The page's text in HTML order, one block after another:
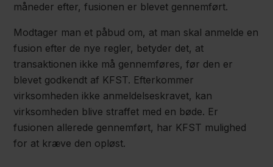
måneder efter, fusionen er blevet gennemført.
Modtager man et påbud om, at man skal anmelde en
fusion efter de nye regler, betyder det, at
transaktionen ikke må gennemføres, før den er
blevet godkendt af KFST. Efterkommer
virksomheden ikke anmeldelseskravet, kan
virksomheden blive straffet med en bøde. Er
fusionen allerede gennemført, har KFST mulighed
for at kræve den opløst.